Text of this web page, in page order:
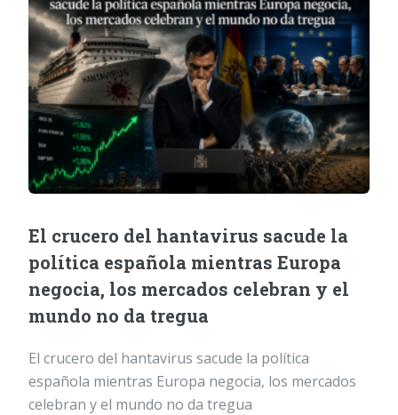
El crucero del hantavirus sacude la
política española mientras Europa
negocia, los mercados celebran y el
mundo no da tregua
El crucero del hantavirus sacude la política
española mientras Europa negocia, los mercados
celebran y el mundo no da tregua